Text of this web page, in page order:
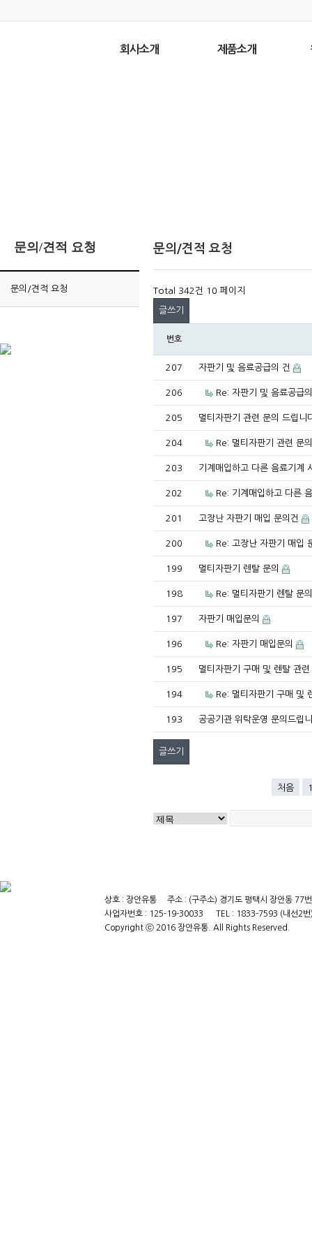
회사소개 제품소개
문의/견적 요청
문의/견적 요청
문의/견적 요청
Total 342건 10 페이지
글쓰기
번호
207 자판기 및 음료공급의 건
206 Re: 자판기 및 음료공급
205 멀티자판기 관련 문의 드립니
204 Re: 멀티자판기 관련 문
203 기계매입하고 다른 음료기계
202 Re: 기계매입하고 다른
201 고장난 자판기 매입 문의건
200 Re: 고장난 자판기 매입
199 멀티자판기 렌탈 문의
198 Re: 멀티자판기 렌탈 문
197 자판기 매입문의
196 Re: 자판기 매입문의
195 멀티자판기 구매 및 렌탈 관
194 Re: 멀티자판기 구매 및
193 공공기관 위탁운영 문의드립
글쓰기
처음
상호 : 장안유통 주소 : (구주소) 경기도 평택시 장안동
사업자번호 : 125-19-30033 TEL : 1833-7593 (내선
Copyright ⓒ 2016 장안유통. All Rights Reserved.